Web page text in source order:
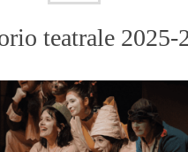
teatrale 2025-